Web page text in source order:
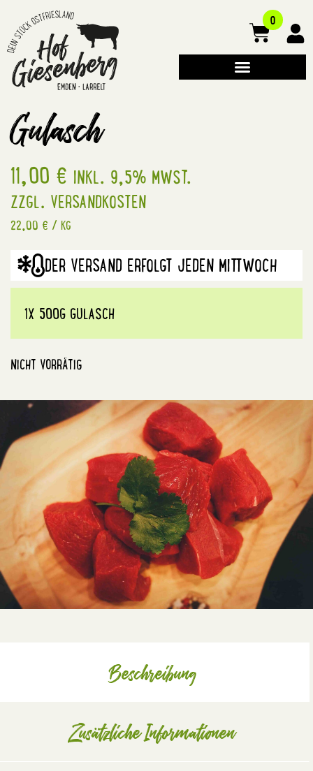
0
Gulasch
11,00 € INKL. 9,5% MWST.
ZZGL. VERSANDKOSTEN
22,00 € / KG
DER VERSAND ERFOLGT JEDEN MITTWOCH
1X 500G GULASCH
NICHT VORRÄTIG
Beschreibung
Zusätzliche Informationen